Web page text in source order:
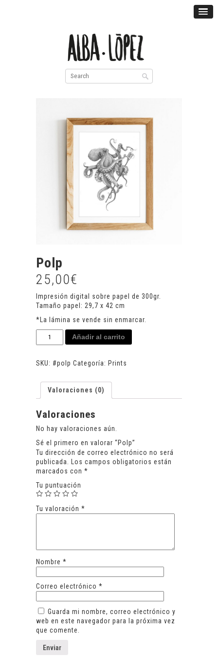
Polp
25,00€
Impresión digital sobre papel de 300gr.
Tamaño papel: 29,7 x 42 cm
*La lámina se vende sin enmarcar.
Polp
Añadir al carrito
SKU: #polp Categoría: Prints
Valoraciones (0)
Valoraciones
No hay valoraciones aún.
Sé el primero en valorar “Polp”
Tu dirección de correo electrónico no será
publicada.
Los campos obligatorios están
marcados con *
Tu puntuación
Tu valoración *
Nombre *
Correo electrónico *
Guarda mi nombre, correo electrónico y
web en este navegador para la próxima vez
que comente.